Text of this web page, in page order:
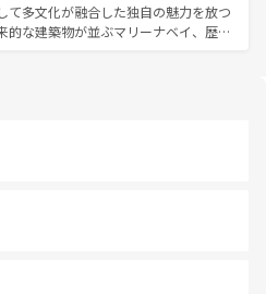
みやすいタイの人々、仏教を中心とし
な観光資源が、訪れる旅人を魅了し続
どころを回れるのも魅力。息をのむよ
な体験まで、香港を存分に楽しみ尽く
て多文化が融合した独自の魅力を放つ
的な建築物が並ぶマリーナベイ、歴史
元の風情を楽しめる外せないスポット